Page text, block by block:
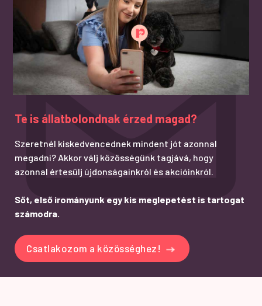
Te is állatbolondnak érzed magad?
Szeretnél kiskedvencednek mindent jót azonnal
megadni? Akkor válj közösségünk tagjává, hogy
azonnal értesülj újdonságainkról és akcióinkról.
Sőt, első irományunk egy kis meglepetést is tartogat
számodra.
Csatlakozom a közösséghez!